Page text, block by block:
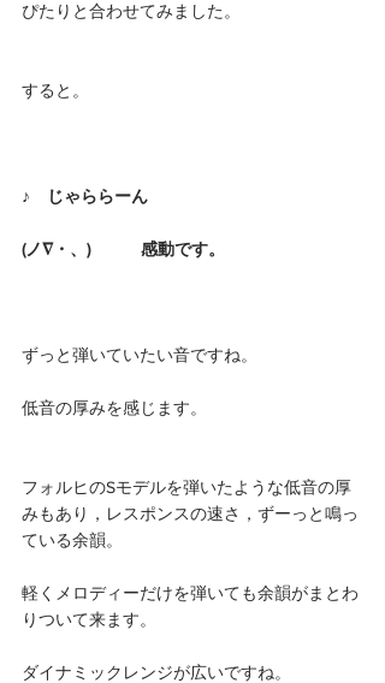
ぴたりと合わせてみました。
すると。
♪　じゃららーん
(ノ∇・、)　　　感動です。
ずっと弾いていたい音ですね。
低音の厚みを感じます。
フォルヒのSモデルを弾いたような低音の厚
みもあり，レスポンスの速さ，ずーっと鳴っ
ている余韻。
軽くメロディーだけを弾いても余韻がまとわ
りついて来ます。
ダイナミックレンジが広いですね。